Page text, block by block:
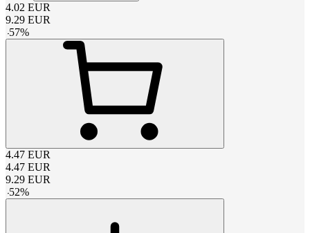
4.02 EUR
9.29 EUR
-57%
4.47 EUR
4.47 EUR
9.29 EUR
-52%